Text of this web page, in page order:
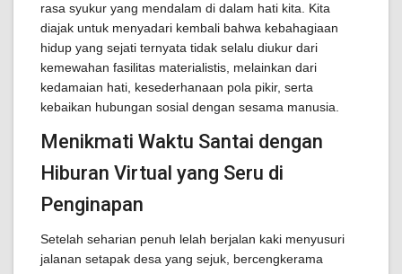
rasa syukur yang mendalam di dalam hati kita. Kita
diajak untuk menyadari kembali bahwa kebahagiaan
hidup yang sejati ternyata tidak selalu diukur dari
kemewahan fasilitas materialistis, melainkan dari
kedamaian hati, kesederhanaan pola pikir, serta
kebaikan hubungan sosial dengan sesama manusia.
Menikmati Waktu Santai dengan
Hiburan Virtual yang Seru di
Penginapan
Setelah seharian penuh lelah berjalan kaki menyusuri
jalanan setapak desa yang sejuk, bercengkerama